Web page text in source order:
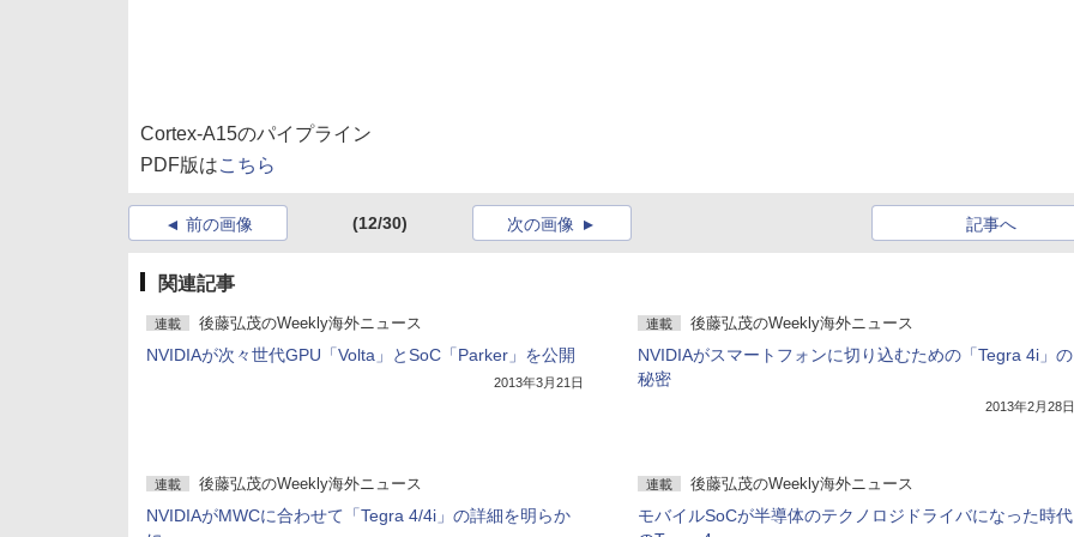
Cortex-A15のパイプライン
PDF版はこちら
前の画像 (12/30) 記事へ
次の画像
関連記事
連載 後藤弘茂のWeekly海外ニュース
NVIDIAが次々世代GPU「Volta」とSoC「Parker」を公開
2013年3月21日
連載 後藤弘茂のWeekly海外ニュース
NVIDIAがスマートフォンに切り込むための「Tegra 4i」の
秘密
2013年2月28日
連載 後藤弘茂のWeekly海外ニュース
NVIDIAがMWCに合わせて「Tegra 4/4i」の詳細を明らか
連載 後藤弘茂のWeekly海外ニュース
モバイルSoCが半導体のテクノロジドライバになった時代